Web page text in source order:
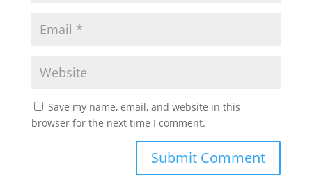
Save my name, email, and website in this
browser for the next time I comment.